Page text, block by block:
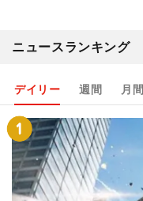
ニュースランキング
デイリー 週間 月間